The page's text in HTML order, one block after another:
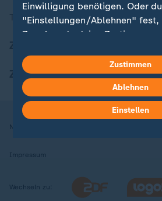
Themen im Überblick
ZDFheute Apps
Nutzungsbedingungen
Impressum
Wechseln zu:
Einwilligung benötigen. Oder
"Einstellungen/Ablehnen" fest,
Zwecken du deine Zustimmung
kannst du jederzeit mit Wirkung
in deinen Einstellungen
Hier findest du das Impressum.
Weitere Informationen findest
Zustimmen
Ablehnen
Einstellen